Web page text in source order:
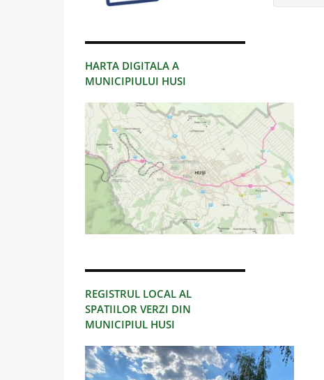
HARTA DIGITALA A
MUNICIPIULUI HUSI
REGISTRUL LOCAL AL
SPATIILOR VERZI DIN
MUNICIPIUL HUSI